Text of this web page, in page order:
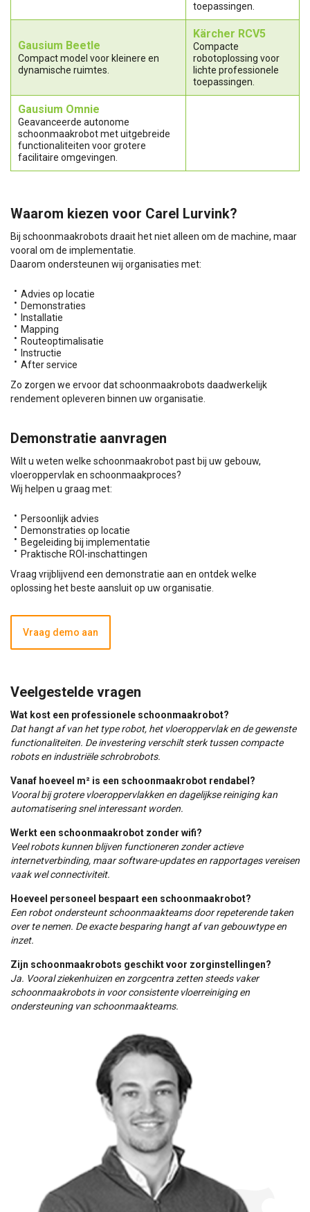
toepassingen.
Gausium Beetle
Compact model voor kleinere en
dynamische ruimtes.
Kärcher RCV5
Compacte
robotoplossing voor
lichte professionele
toepassingen.
Gausium Omnie
Geavanceerde autonome
schoonmaakrobot met uitgebreide
functionaliteiten voor grotere
facilitaire omgevingen.
Waarom kiezen voor Carel Lurvink?
Bij schoonmaakrobots draait het niet alleen om de machine, maar
vooral om de implementatie.
Daarom ondersteunen wij organisaties met:
Advies op locatie
Demonstraties
Installatie
Mapping
Routeoptimalisatie
Instructie
After service
Zo zorgen we ervoor dat schoonmaakrobots daadwerkelijk
rendement opleveren binnen uw organisatie.
Demonstratie aanvragen
Wilt u weten welke schoonmaakrobot past bij uw gebouw,
vloeroppervlak en schoonmaakproces?
Wij helpen u graag met:
Persoonlijk advies
Demonstraties op locatie
Begeleiding bij implementatie
Praktische ROI-inschattingen
Vraag vrijblijvend een demonstratie aan en ontdek welke
oplossing het beste aansluit op uw organisatie.
Vraag demo aan
Veelgestelde vragen
Wat kost een professionele schoonmaakrobot?
Dat hangt af van het type robot, het vloeroppervlak en de gewenste
functionaliteiten. De investering verschilt sterk tussen compacte
robots en industriële schrobrobots.
Vanaf hoeveel m² is een schoonmaakrobot rendabel?
Vooral bij grotere vloeroppervlakken en dagelijkse reiniging kan
automatisering snel interessant worden.
Werkt een schoonmaakrobot zonder wifi?
Veel robots kunnen blijven functioneren zonder actieve
internetverbinding, maar software-updates en rapportages vereisen
vaak wel connectiviteit.
Hoeveel personeel bespaart een schoonmaakrobot?
Een robot ondersteunt schoonmaakteams door repeterende taken
over te nemen. De exacte besparing hangt af van gebouwtype en
inzet.
Zijn schoonmaakrobots geschikt voor zorginstellingen?
Ja. Vooral ziekenhuizen en zorgcentra zetten steeds vaker
schoonmaakrobots in voor consistente vloerreiniging en
ondersteuning van schoonmaakteams.